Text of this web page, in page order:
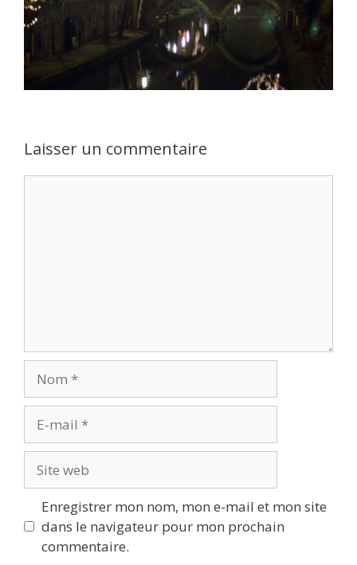
Laisser un commentaire
mail
web
Enregistrer mon nom, mon e-mail et mon site
dans le navigateur pour mon prochain
commentaire.